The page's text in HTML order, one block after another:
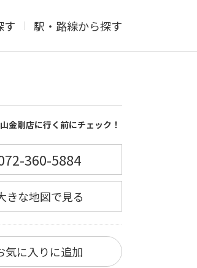
す 駅・路線から探す
金剛店に行く前にチェック！
360-5884
きな地図で見る
気に入りに追加